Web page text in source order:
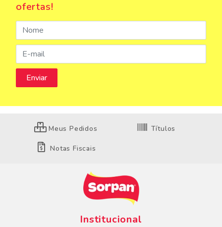
ofertas!
Meus Pedidos Títulos
Notas Fiscais
Institucional